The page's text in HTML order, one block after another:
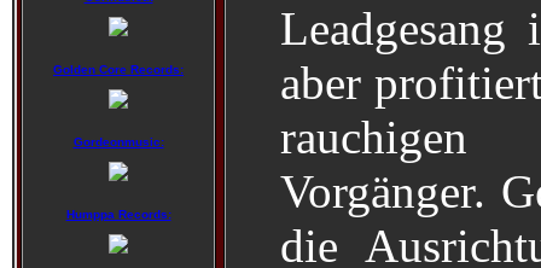
Golden Core Records:
Gordeonmusic:
Humppa Records:
aber
Vorgänger.
die